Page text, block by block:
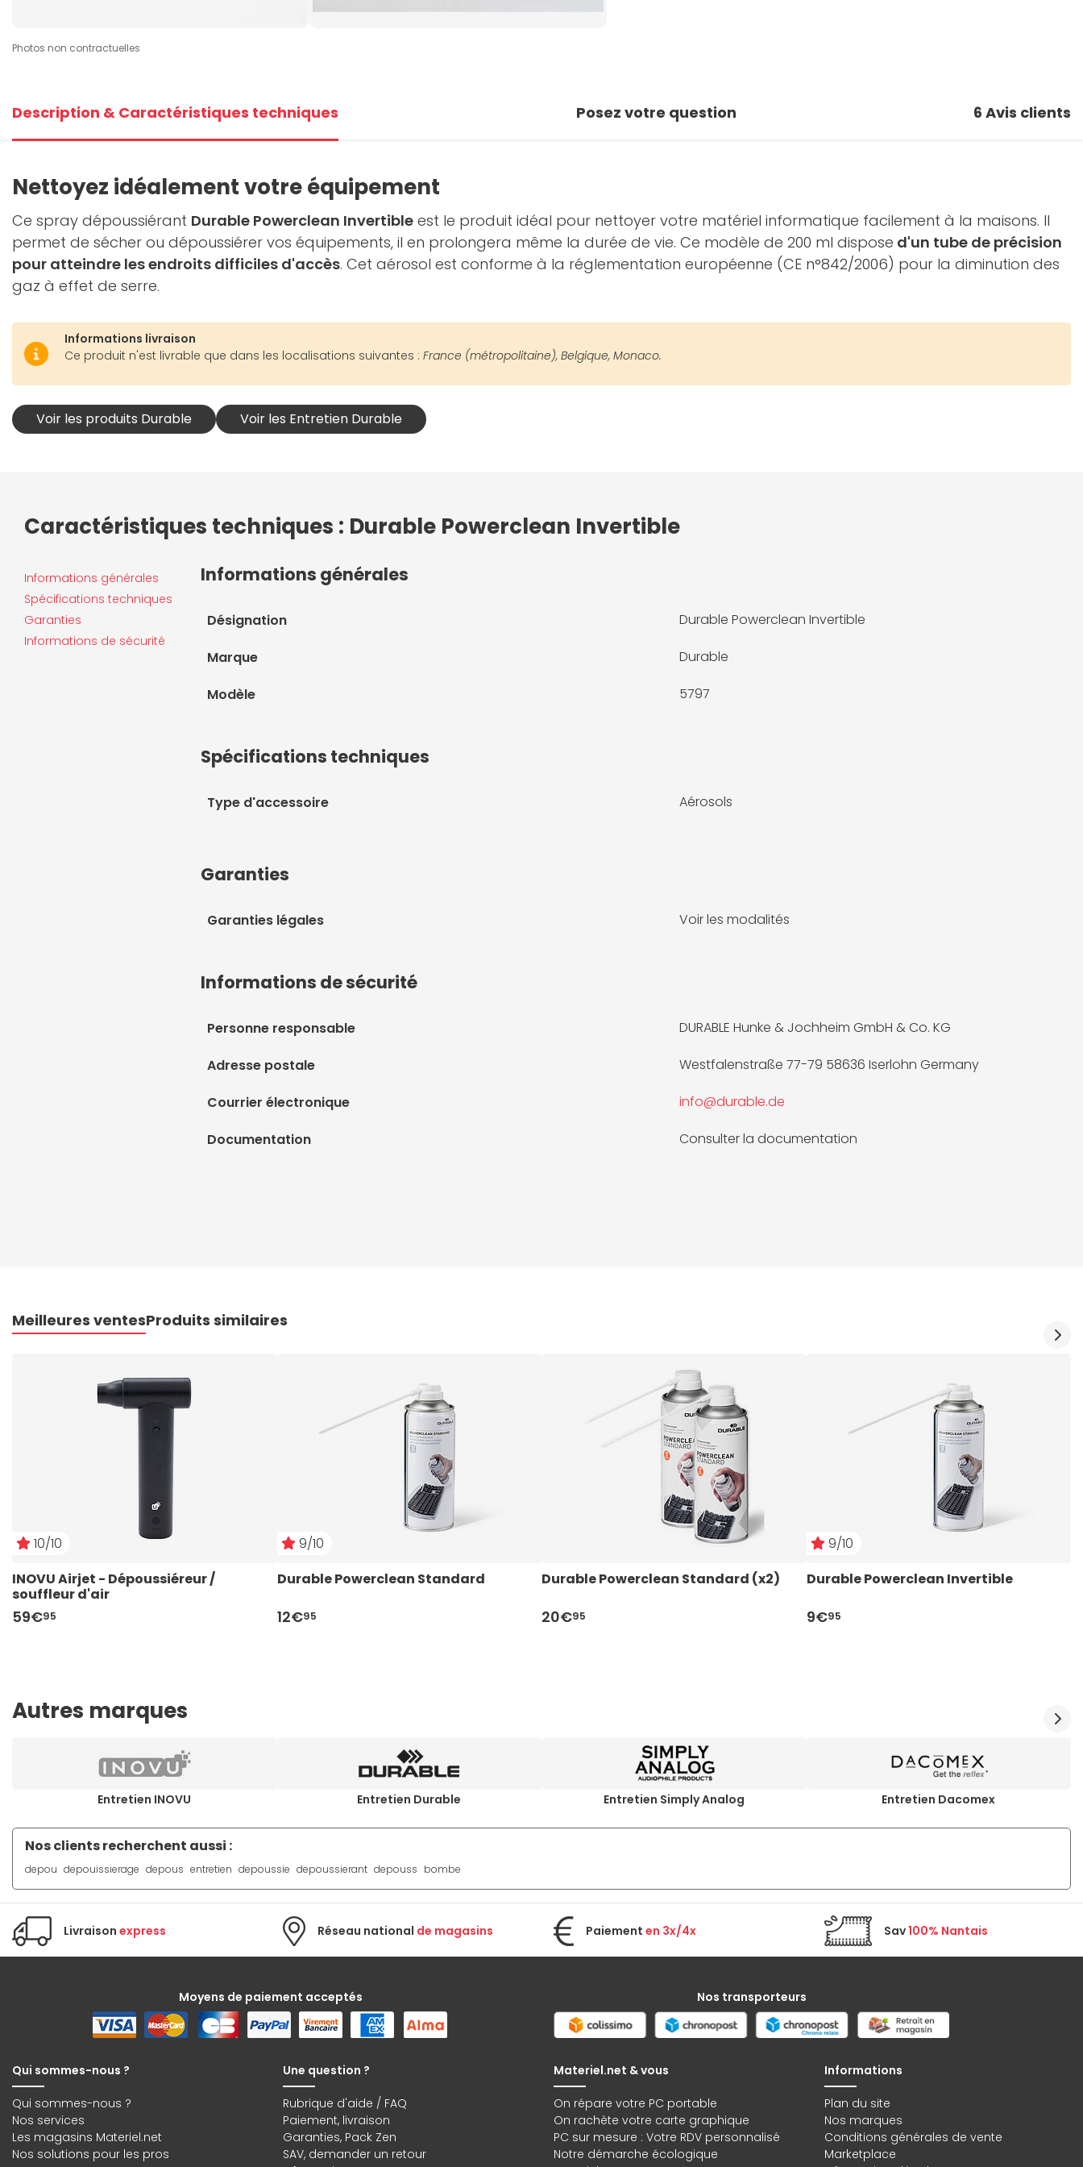
Photos non contractuelles
Description & Caractéristiques techniques Posez votre question 6 Avis clients
Nettoyez idéalement votre équipement
Ce spray dépoussiérant Durable Powerclean Invertible est le produit idéal pour nettoyer votre matériel informatique facilement à la maisons. Il
permet de sécher ou dépoussiérer vos équipements, il en prolongera même la durée de vie. Ce modèle de 200 ml dispose d'un tube de précision
pour atteindre les endroits difficiles d'accès. Cet aérosol est conforme à la réglementation européenne (CE n°842/2006) pour la diminution des
gaz à effet de serre.
Informations livraison
Ce produit n'est livrable que dans les localisations suivantes : France (métropolitaine), Belgique, Monaco.
Voir les produits Durable Voir les Entretien Durable
Caractéristiques techniques : Durable Powerclean Invertible
Informations générales
Spécifications techniques
Garanties
Informations de sécurité
Informations générales
Désignation Durable Powerclean Invertible
Marque Durable
Modèle 5797
Spécifications techniques
Type d'accessoire Aérosols
Garanties
Garanties légales Voir les modalités
Informations de sécurité
Personne responsable DURABLE Hunke & Jochheim GmbH & Co. KG
Adresse postale Westfalenstraße 77-79 58636 Iserlohn Germany
Courrier électronique info@durable.de
Documentation Consulter la documentation
Meilleures ventesProduits similaires
10/10
INOVU Airjet - Dépoussiéreur /
souffleur d'air
59€95
9/10
Durable Powerclean Standard
12€95
Durable Powerclean Standard (x2)
20€95
9/10
Durable Powerclean Invertible
9€95
Autres marques
Entretien INOVU Entretien Durable Entretien Simply Analog Entretien Dacomex
Nos clients recherchent aussi :
depou depouissierage depous entretien depoussie depoussierant depouss bombe
Livraison express Réseau national de magasins Paiement en 3x/4x Sav100% Nantais
Moyens de paiement acceptés Nos transporteurs
Qui sommes-nous ?
Qui sommes-nous ?
Nos services
Les magasins Materiel.net
Nos solutions pour les pros
Une question ?
Rubrique d'aide / FAQ
Paiement, livraison
Garanties, Pack Zen
SAV, demander un retour
Materiel.net & vous
On répare votre PC portable
On rachète votre carte graphique
PC sur mesure : Votre RDV personnalisé
Notre démarche écologique
Informations
Plan du site
Nos marques
Conditions générales de vente
Marketplace